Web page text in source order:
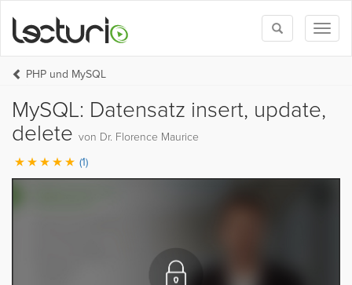
Toggle
search
PHP und MySQL
MySQL: Datensatz insert, update,
delete von Dr. Florence Maurice
(1)